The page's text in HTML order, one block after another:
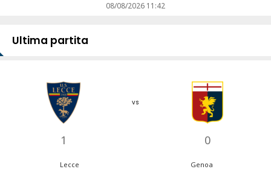
08/08/2026 11:42
Ultima partita
1
vs
0
Lecce Genoa